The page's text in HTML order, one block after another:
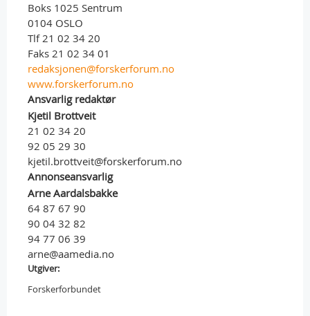
Boks 1025 Sentrum
0104 OSLO
Tlf 21 02 34 20
Faks 21 02 34 01
redaksjonen@forskerforum.no
www.forskerforum.no
Ansvarlig redaktør
Kjetil Brottveit
21 02 34 20
92 05 29 30
kjetil.brottveit@forskerforum.no
Annonseansvarlig
Arne Aardalsbakke
64 87 67 90
90 04 32 82
94 77 06 39
arne@aamedia.no
Utgiver:
Forskerforbundet